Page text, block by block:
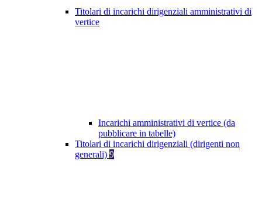
Titolari di incarichi dirigenziali amministrativi di
vertice
Incarichi amministrativi di vertice (da
pubblicare in tabelle)
Titolari di incarichi dirigenziali (dirigenti non
generali) 9